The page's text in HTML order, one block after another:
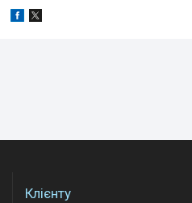
Клієнту